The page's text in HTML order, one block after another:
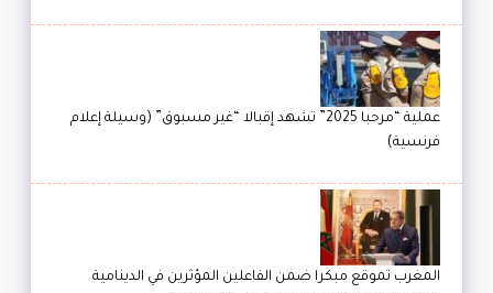
عملية “مرحبا 2025” تشهد إقبالا “غير مسبوق” (وسيلة إعلام
فرنسية)
المغرب تموقع مبكرا ضمن الفاعلين المؤثرين في الدينامية